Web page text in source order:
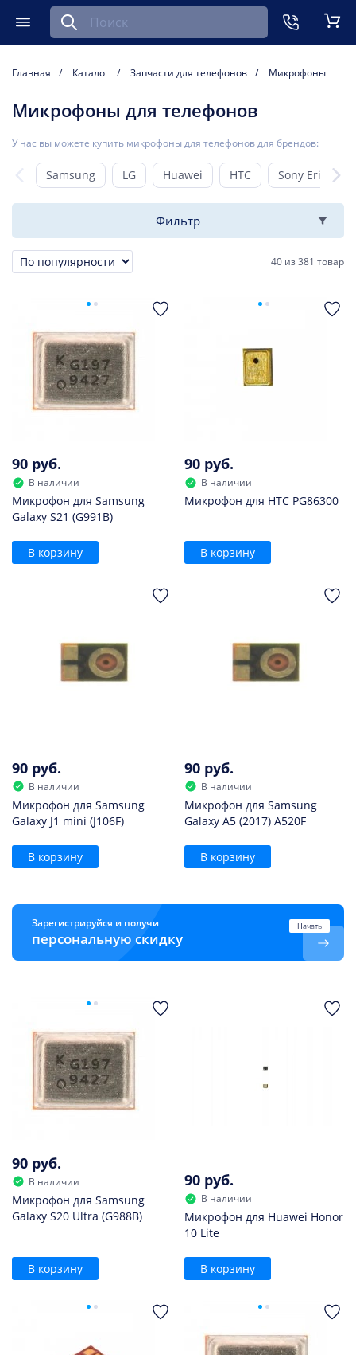
Меню
Найти запчасть для мобильного устройства
Главная Каталог Запчасти для телефонов Микрофоны
Микрофоны для телефонов
У нас вы можете купить микрофоны для телефонов для брендов:
Samsung LG Huawei HTC Sony Ericsson
Фильтр
Сортировка 40 из381 товар
90 руб.
В наличии
Микрофон для Samsung
Galaxy S21 (G991B)
В корзину
90 руб.
В наличии
Микрофон для HTC PG86300
В корзину
90 руб.
В наличии
Микрофон для Samsung
Galaxy J1 mini (J106F)
В корзину
90 руб.
В наличии
Микрофон для Samsung
Galaxy A5 (2017) A520F
В корзину
Зарегистрируйся и получи
персональную скидку
Начать
90 руб.
В наличии
Микрофон для Samsung
Galaxy S20 Ultra (G988B)
В корзину
90 руб.
В наличии
Микрофон для Huawei Honor
10 Lite
В корзину